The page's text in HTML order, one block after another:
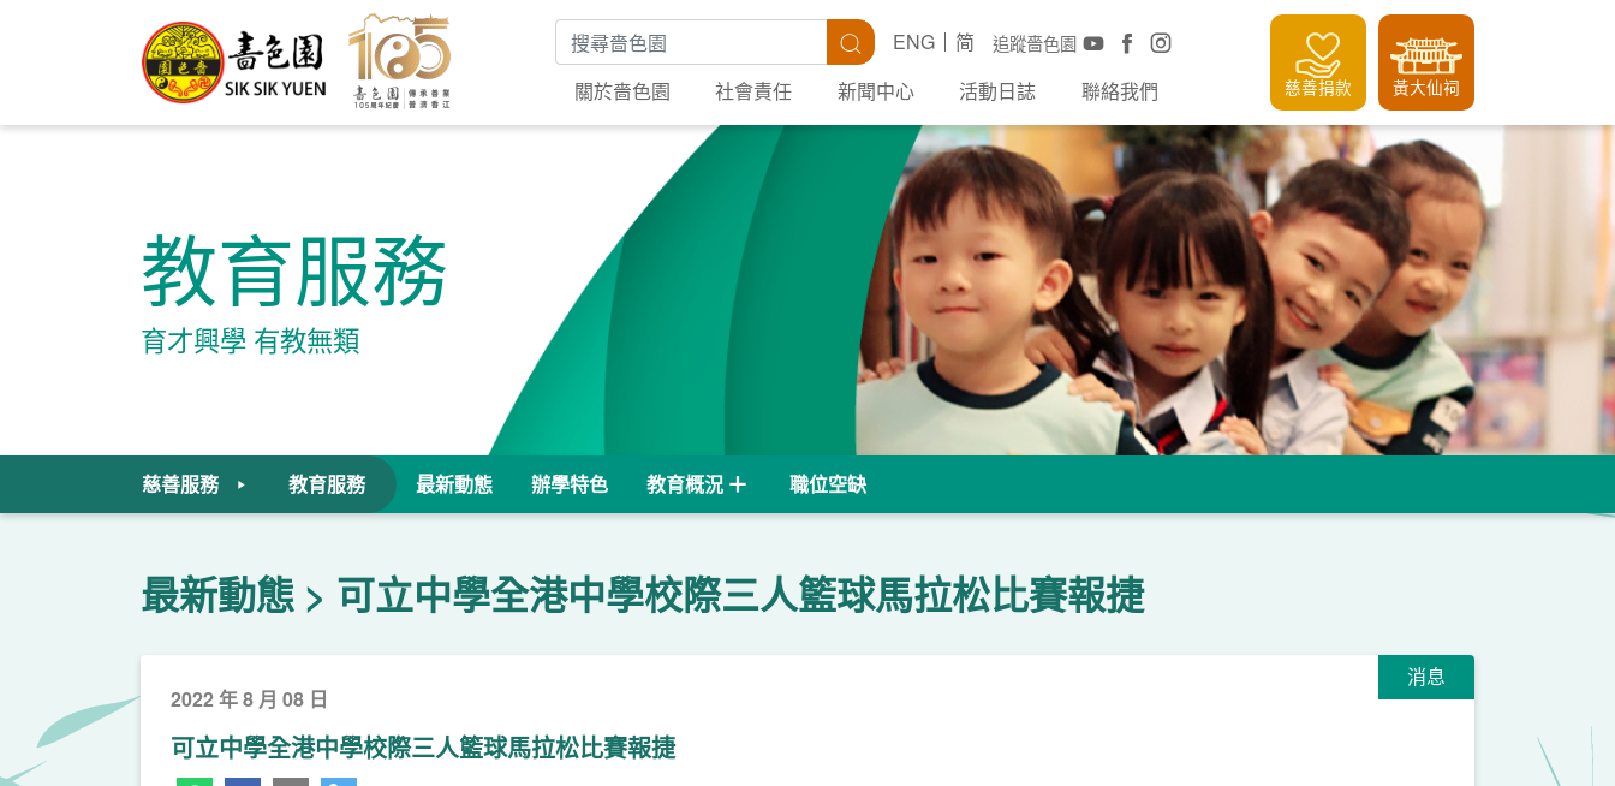
搜尋關鍵字 搜尋 追蹤嗇色園
ENG
简
關於嗇色園
社會責任 新聞中心 活動日誌 聯絡我們 慈善捐款 黃大仙祠
教育服務
育才興學 有教無類
慈善服務 教育服務 最新動態 辦學特色 教育概況 職位空缺
最新動態 可立中學全港中學校際三人籃球馬拉松比賽報捷
消息
2022 年 8 月 08 日
可立中學全港中學校際三人籃球馬拉松比賽報捷